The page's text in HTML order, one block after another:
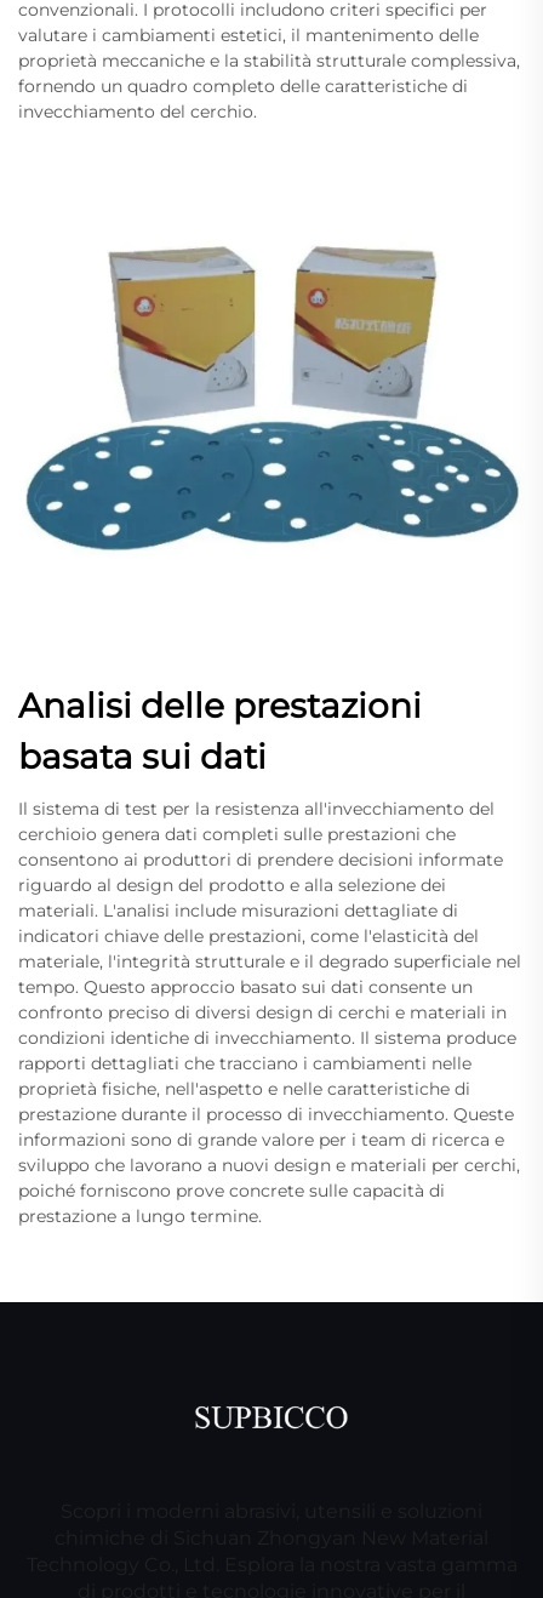
convenzionali. I protocolli includono criteri specifici per
valutare i cambiamenti estetici, il mantenimento delle
proprietà meccaniche e la stabilità strutturale complessiva,
fornendo un quadro completo delle caratteristiche di
invecchiamento del cerchio.
Analisi delle prestazioni
basata sui dati
Il sistema di test per la resistenza all'invecchiamento del
cerchioio genera dati completi sulle prestazioni che
consentono ai produttori di prendere decisioni informate
riguardo al design del prodotto e alla selezione dei
materiali. L'analisi include misurazioni dettagliate di
indicatori chiave delle prestazioni, come l'elasticità del
materiale, l'integrità strutturale e il degrado superficiale nel
tempo. Questo approccio basato sui dati consente un
confronto preciso di diversi design di cerchi e materiali in
condizioni identiche di invecchiamento. Il sistema produce
rapporti dettagliati che tracciano i cambiamenti nelle
proprietà fisiche, nell'aspetto e nelle caratteristiche di
prestazione durante il processo di invecchiamento. Queste
informazioni sono di grande valore per i team di ricerca e
sviluppo che lavorano a nuovi design e materiali per cerchi,
poiché forniscono prove concrete sulle capacità di
prestazione a lungo termine.